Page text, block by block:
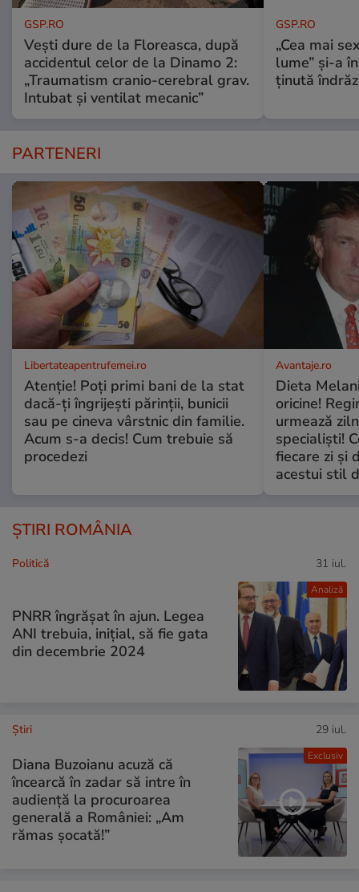
GSP.RO
Vești dure de la Floreasca, după
accidentul celor de la Dinamo 2:
„Traumatism cranio-cerebral grav.
Intubat și ventilat mecanic”
GSP.RO
„Cea mai
lume” și-a
ținută
PARTENERI
Libertateapentrufemei.ro
Atenție! Poți primi bani de la stat
dacă-ți îngrijești părinții, bunicii
sau pe cineva vârstnic din familie.
Acum s-a decis! Cum trebuie să
procedezi
Avantaje.ro
Dieta
oricine!
urmează
specialiști!
fiecare zi și
acestui stil
ȘTIRI ROMÂNIA
Analiză
Politică 31 iul.
PNRR îngrășat în ajun. Legea
ANI trebuia, inițial, să fie gata
din decembrie 2024
Exclusiv
Ştiri 29 iul.
Diana Buzoianu acuză că
încearcă în zadar să intre în
audiență la procuroarea
generală a României: „Am
rămas șocată!”